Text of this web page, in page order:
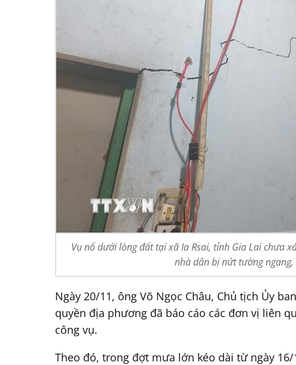
Vụ nổ dưới lòng đất tại xã Ia Rsai, tỉnh Gia Lai chưa
nhà dân bị nứt tường ngang,
Ngày 20/11, ông Võ Ngọc Châu, Chủ tịch Ủy
quyền địa phương đã báo cáo các đơn vị liên
công vụ.
Theo đó, trong đợt mưa lớn kéo dài từ ngày